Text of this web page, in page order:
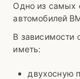
Одно из самых
автомобилей
В зависимости
иметь:
двухосную